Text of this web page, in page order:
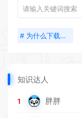
# 为什么下载的主题安装时说缺少样式表无法安装呢，在WP后台安装的
知识达人
1 胖胖